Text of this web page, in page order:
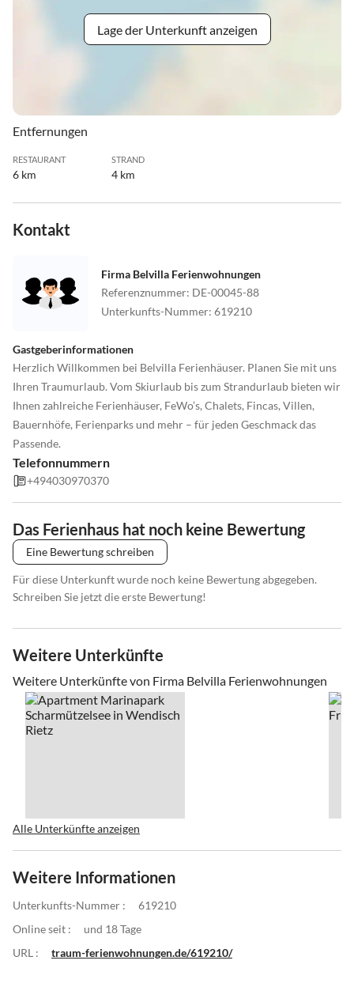
Lage der Unterkunft anzeigen
Entfernungen
RESTAURANT
6 km
STRAND
4 km
Kontakt
Firma Belvilla Ferienwohnungen
Referenznummer: DE-00045-88
Unterkunfts-Nummer: 619210
Gastgeberinformationen
Herzlich Willkommen bei Belvilla Ferienhäuser. Planen Sie mit uns
Ihren Traumurlaub. Vom Skiurlaub bis zum Strandurlaub bieten wir
Ihnen zahlreiche Ferienhäuser, FeWo’s, Chalets, Fincas, Villen,
Bauernhöfe, Ferienparks und mehr – für jeden Geschmack das
Passende.
Telefonnummern
+494030970370
Das Ferienhaus hat noch keine Bewertung
Eine Bewertung schreiben
Für diese Unterkunft wurde noch keine Bewertung abgegeben.
Schreiben Sie jetzt die erste Bewertung!
Weitere Unterkünfte
Weitere Unterkünfte von Firma Belvilla Ferienwohnungen
Alle Unterkünfte anzeigen
Weitere Informationen
Unterkunfts-Nummer :
619210
Online seit :
und 18 Tage
URL :
traum-ferienwohnungen.de/619210/